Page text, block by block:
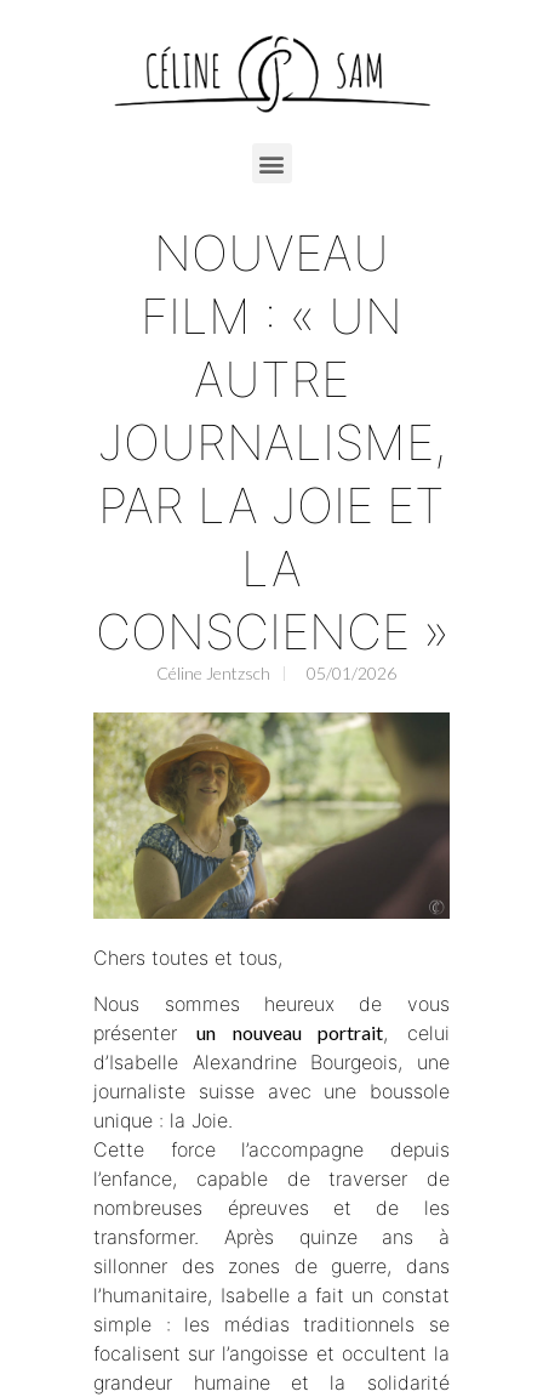
NOUVEAU
FILM : « UN
AUTRE
JOURNALISME,
PAR LA JOIE ET
LA
CONSCIENCE »
Céline Jentzsch 05/01/2026
Chers toutes et tous,
Nous sommes heureux de vous
présenter un nouveau portrait, celui
d’Isabelle Alexandrine Bourgeois, une
journaliste suisse avec une boussole
unique : la Joie.
Cette force l’accompagne depuis
l’enfance, capable de traverser de
nombreuses épreuves et de les
transformer. Après quinze ans à
sillonner des zones de guerre, dans
l’humanitaire, Isabelle a fait un constat
simple : les médias traditionnels se
focalisent sur l’angoisse et occultent la
grandeur humaine et la solidarité